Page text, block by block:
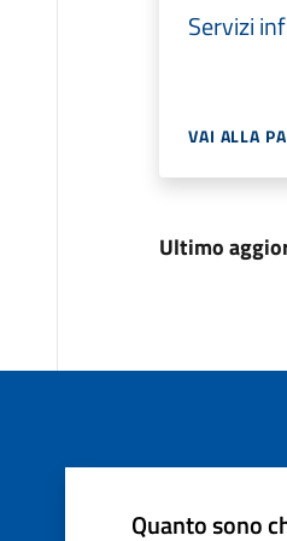
Servizi
VAI ALLA
Ultimo
Quanto sono